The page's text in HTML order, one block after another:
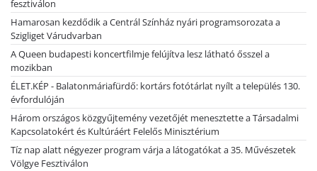
fesztiválon
Hamarosan kezdődik a Centrál Színház nyári programsorozata a
Szigliget Várudvarban
A Queen budapesti koncertfilmje felújítva lesz látható ősszel a
mozikban
ÉLET.KÉP - Balatonmáriafürdő: kortárs fotótárlat nyílt a település 130.
évfordulóján
Három országos közgyűjtemény vezetőjét menesztette a Társadalmi
Kapcsolatokért és Kultúráért Felelős Minisztérium
Tíz nap alatt négyezer program várja a látogatókat a 35. Művészetek
Völgye Fesztiválon